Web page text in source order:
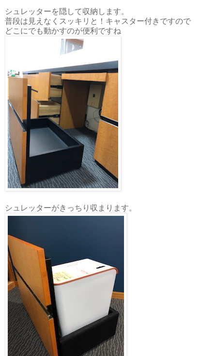
シュレッターを隠して収納します。
普段は見えなくスッキリと！キャスター付きですので
どこにでも動かすのが便利ですね
シュレッターがきっちり収まります。